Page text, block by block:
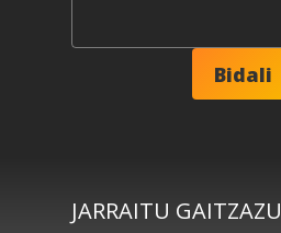
JARRAITU GAITZAZU